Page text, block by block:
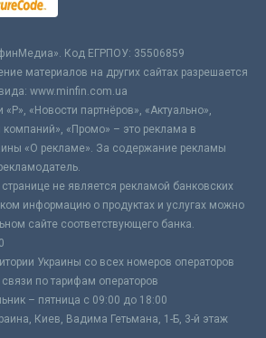
Код ЕГРПОУ: 35506859
материалов на других сайтах разрешается
www.minfin.com.ua
«Новости партнёров», «Актуально»,
компаний», «Промо» – это реклама в
«О рекламе». За содержание рекламы
не является рекламой банковских
информацию о продуктах и услугах можно
сайте соответствующего банка.
Украины со всех номеров операторов
по тарифам операторов
– пятница с 09:00 до 18:00
Киев, Вадима Гетьмана, 1-Б, 3-й этаж